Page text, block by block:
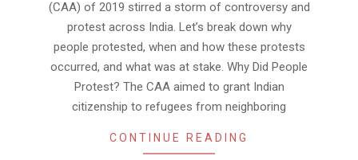
(CAA) of 2019 stirred a storm of controversy and
protest across India. Let’s break down why
people protested, when and how these protests
occurred, and what was at stake. Why Did People
Protest? The CAA aimed to grant Indian
citizenship to refugees from neighboring
CONTINUE READING